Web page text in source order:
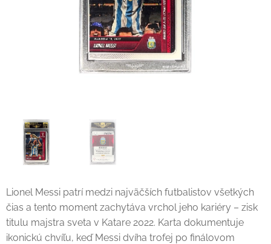
Lionel Messi patrí medzi najväčších futbalistov všetkých
čias a tento moment zachytáva vrchol jeho kariéry – zisk
titulu majstra sveta v Katare 2022. Karta dokumentuje
ikonickú chvíľu, keď Messi dvíha trofej po finálovom